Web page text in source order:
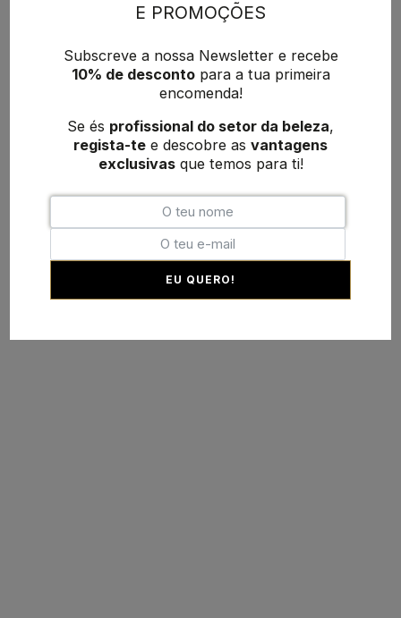
E PROMOÇÕES
Subscreve a nossa Newsletter e recebe
10% de descontopara a tua primeira
encomenda!
Se és profissional do setor da beleza,
regista-te e descobre as vantagens
exclusivasque temos para ti!
EU QUERO!